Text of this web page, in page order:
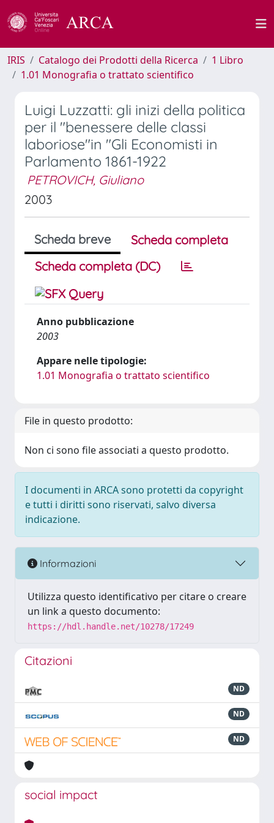
IRIS Catalogo dei Prodotti della Ricerca
1 Libro
1.01 Monografia o trattato scientifico
Luigi Luzzatti: gli inizi della politica
per il "benessere delle classi
laboriose"in "Gli Economisti in
Parlamento 1861-1922
PETROVICH, Giuliano
2003
Scheda breve
Scheda completa
Scheda completa (DC)
Anno pubblicazione
2003
Appare nelle tipologie:
1.01 Monografia o trattato scientifico
File in questo prodotto:
Non ci sono file associati a questo prodotto.
I documenti in ARCA sono protetti da copyright
e tutti i diritti sono riservati, salvo diversa
indicazione.
Informazioni
Utilizza questo identificativo per citare o creare
un link a questo documento:
https://hdl.handle.net/10278/17249
Citazioni
ND
ND
ND
social impact